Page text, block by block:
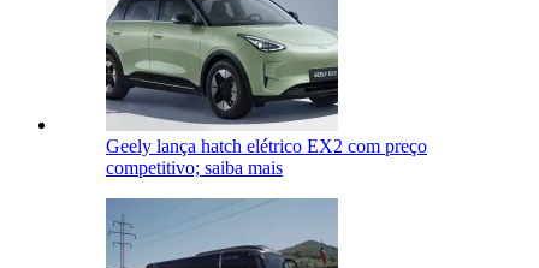
Geely lança hatch elétrico EX2 com preço
competitivo; saiba mais